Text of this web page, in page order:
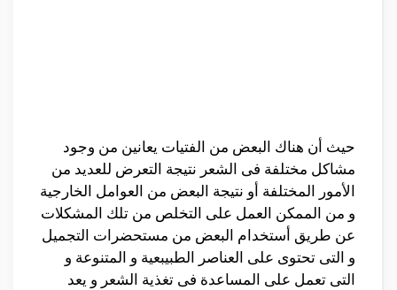
حيث أن هناك البعض من الفتيات يعانين من وجود
مشاكل مختلفة فى الشعر نتيجة التعرض للعديد من
الأمور المختلفة أو نتيجة البعض من العوامل الخارجية
و من الممكن العمل على التخلص من تلك المشكلات
عن طريق أستخدام البعض من مستحضرات التجميل
و التى تحتوى على العناصر الطبيبعية و المتنوعة و
التى تعمل على المساعدة فى تغذية الشعر و يعد